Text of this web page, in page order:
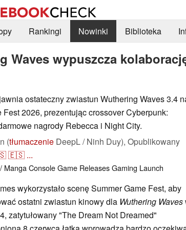
Rankingi Nowinki Biblioteka
Waves wypuszcza
ostateczny zwiastun Wuthering Waves 3.4
Fest 2026, prezentując crossover Cyberpunk:
nagrody Rebecca i Night City.
(tłumaczenie DeepL / Ninh Duy), Opublikowany
🇪🇸 ...
MangaConsoleGame ReleasesGaming Launch
wykorzystało scenę Summer Game Fest, aby
ostatni zwiastun kinowy dla Wuthering Waves
zatytułowany "The Dream Not Dreamed"